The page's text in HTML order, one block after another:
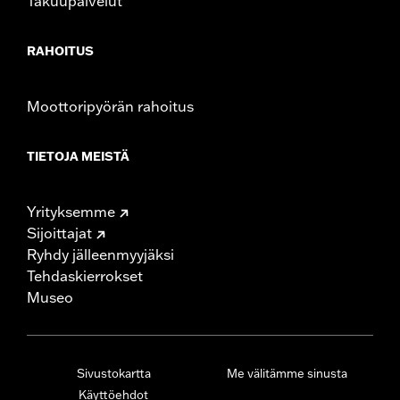
RAHOITUS
Moottoripyörän rahoitus
TIETOJA MEISTÄ
Yrityksemme
Sijoittajat
Ryhdy jälleenmyyjäksi
Tehdaskierrokset
Museo
Sivustokartta
Käyttöehdot
Me välitämme sinusta